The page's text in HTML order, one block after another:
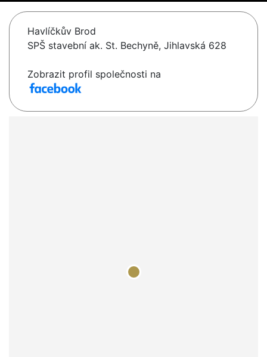
Havlíčkův Brod
SPŠ stavební ak. St. Bechyně, Jihlavská 628
Zobrazit profil společnosti na